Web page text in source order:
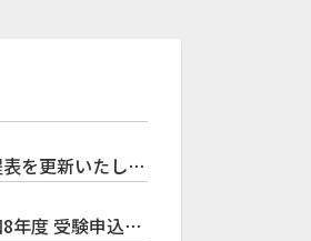
【模擬面接】予約日程表を更新いたしました。(8月3日時点)
＜行政書士講座＞令和8年度 受験申込スタート！